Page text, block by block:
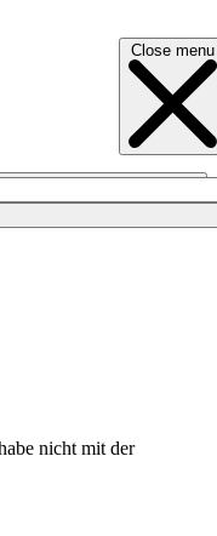
Close menu
nicht mit der